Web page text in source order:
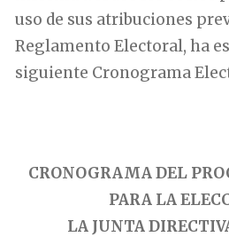
uso de sus atribuciones
Reglamento Electoral, ha
siguiente Cronograma
CRONOGRAMA DEL
PARA LA
LA JUNTA